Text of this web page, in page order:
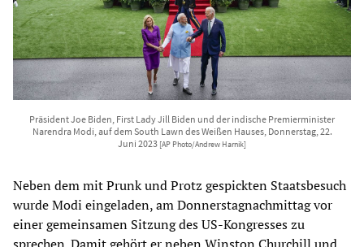
Präsident Joe Biden, First Lady Jill Biden und der indische Premierminister
Narendra Modi, auf dem South Lawn des Weißen Hauses, Donnerstag, 22.
Juni 2023 [AP Photo/Andrew Harnik]
Neben dem mit Prunk und Protz gespickten Staatsbesuch
wurde Modi eingeladen, am Donnerstagnachmittag vor
einer gemeinsamen Sitzung des US-Kongresses zu
sprechen. Damit gehört er neben Winston Churchill und